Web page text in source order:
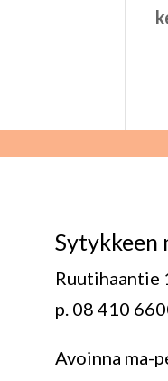
Sytykkeen
Ruutihaantie
p. 08 410
Avoinna ma-